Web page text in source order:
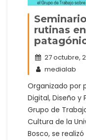
rutinas
27 octubre,
medialab
Organizado por
Digital, Diseño y
Grupo de
Cultura de la
Bosco, se